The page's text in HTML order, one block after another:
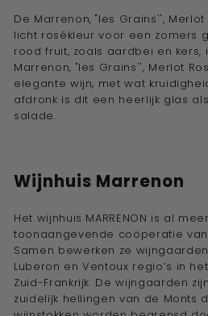
De Marrenon, "les Grains'',
licht rosékleur voor een zomers
rood fruit, zoals aardbei en kers,
Marrenon, "les Grains'', Merlot
elegante wijn, met wat
afdronk is dit een heerlijk glas
salade.
Wijnhuis Marrenon
Het wijnhuis MARRENON is al
toonaangevende coöperatie van
Samen bewerken ze
Luberon en Ventoux regio’s in
Zuid-Frankrijk. De wijngaarden
zuidelijk hellingen van de Monts